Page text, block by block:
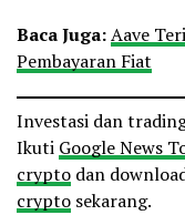
Baca Juga:Aave
Pembayaran Fiat
Investasi dan
Ikuti Google News
crypto dan
crypto sekarang.